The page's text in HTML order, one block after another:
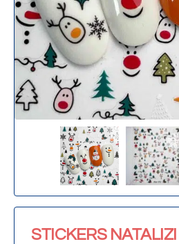
STICKERS